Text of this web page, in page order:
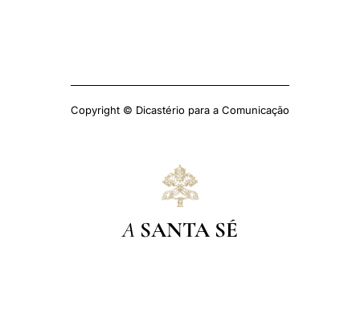
Copyright © Dicastério para a Comunicação
A SANTA SÉ